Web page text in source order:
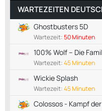
WARTEZEITEN
Ghostbusters 5D
Wartezeit:50 Minuten
100% Wolf – Die
Wartezeit:45 Minuten
Wickie Splash
Wartezeit:45 Minuten
Colossos - Kampf